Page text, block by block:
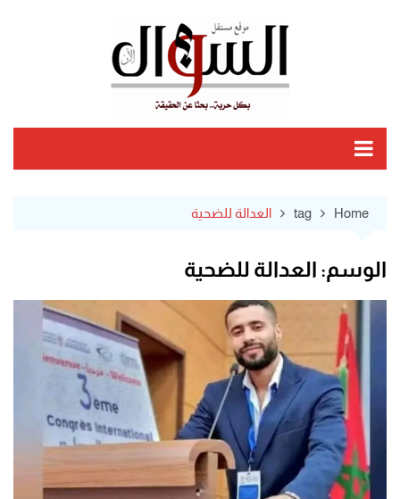
Home
tag العدالة للضحية
الوسم: العدالة للضحية